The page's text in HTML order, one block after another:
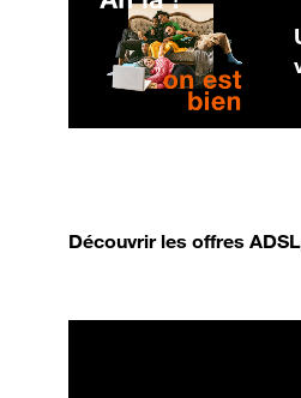
Découvrir les offres